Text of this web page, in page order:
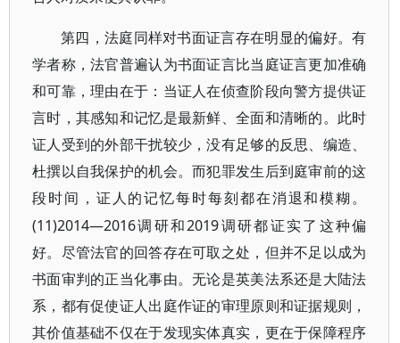
第四，法庭同样对书面证言存在明显的偏好。有
学者称，法官普遍认为书面证言比当庭证言更加准确
和可靠，理由在于：当证人在侦查阶段向警方提供证
言时，其感知和记忆是最新鲜、全面和清晰的。此时
证人受到的外部干扰较少，没有足够的反思、编造、
杜撰以自我保护的机会。而犯罪发生后到庭审前的这
段时间，证人的记忆每时每刻都在消退和模糊。
(11)2014—2016调研和2019调研都证实了这种偏
好。尽管法官的回答存在可取之处，但并不足以成为
书面审判的正当化事由。无论是英美法系还是大陆法
系，都有促使证人出庭作证的审理原则和证据规则，
其价值基础不仅在于发现实体真实，更在于保障程序